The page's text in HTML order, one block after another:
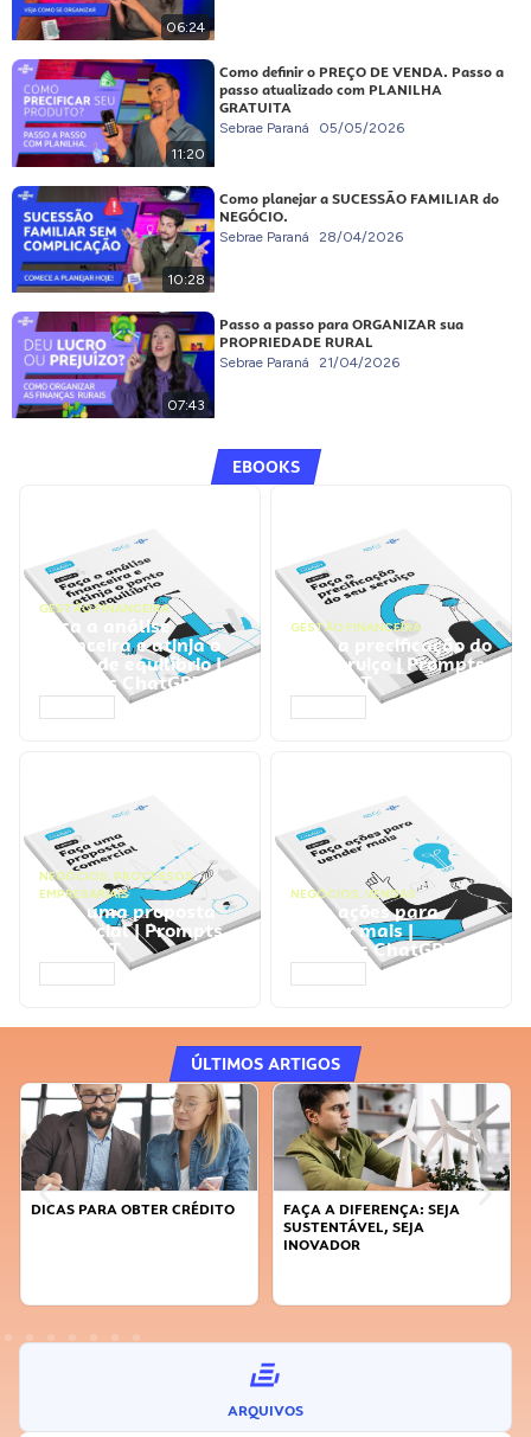
06:24
11:20
Como definir o PREÇO DE VENDA. Passo a
passo atualizado com PLANILHA
GRATUITA
Sebrae Paraná 05/05/2026
10:28
Como planejar a SUCESSÃO FAMILIAR do
NEGÓCIO.
Sebrae Paraná 28/04/2026
07:43
Passo a passo para ORGANIZAR sua
PROPRIEDADE RURAL
Sebrae Paraná 21/04/2026
EBOOKS
GESTÃO FINANCEIRA
Faça a análise
financeira e atinja o
ponto de equilíbrio |
Prompts ChatGPT
GESTÃO FINANCEIRA
Faça a precificação do
seu serviço | Prompts
ChatGPT
NEGÓCIOS, PROCESSOS
EMPRESARIAIS
Faça uma proposta
comercial | Prompts
ChatGPT
NEGÓCIOS, VENDAS
Faça ações para
vender mais |
Prompts ChatGPT
ÚLTIMOS ARTIGOS
DICAS PARA OBTER CRÉDITO
FAÇA A DIFERENÇA: SEJA
SUSTENTÁVEL, SEJA
INOVADOR
ARQUIVOS